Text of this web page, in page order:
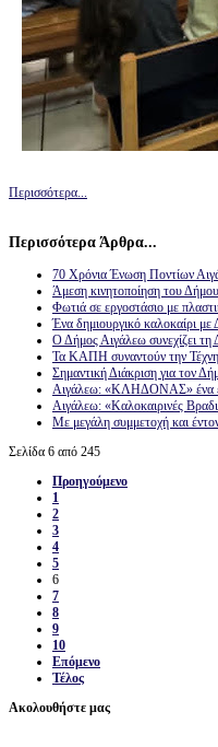
Περισσότερα...
Περισσότερα Άρθρα...
70 Χρόνια Ένωση Ποντίων
Άμεση κινητοποίηση του
Φωτιά σε εργοστάσιο με
Ένα δημιουργικό καλοκαίρι
Ο Δήμος Αιγάλεω συνεχίζει
Τα ΚΑΠΗ συναντούν την
Σημαντική Διάκριση για τον
Αιγάλεω: «ΚΛΗΔΟΝΑΣ» ένα
Αιγάλεω: «Καλοκαιρινές
Με μεγάλη συμμετοχή και
Σελίδα 6 από 245
Προηγούμενο
1
2
3
4
5
6
7
8
9
10
Επόμενο
Τέλος
Ακολουθήστε μας